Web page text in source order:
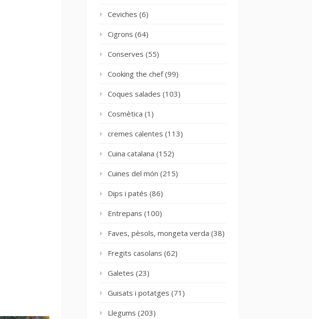
Ceviches (6)
Cigrons (64)
Conserves (55)
Cooking the chef(99)
Coques salades (103)
Cosmètica (1)
cremes calentes (113)
Cuina catalana (152)
Cuines del món (215)
Dips i patés (86)
Entrepans (100)
Faves, pèsols, mongeta verda (38)
Fregits casolans (62)
Galetes (23)
Guisats i potatges (71)
Llegums (203)